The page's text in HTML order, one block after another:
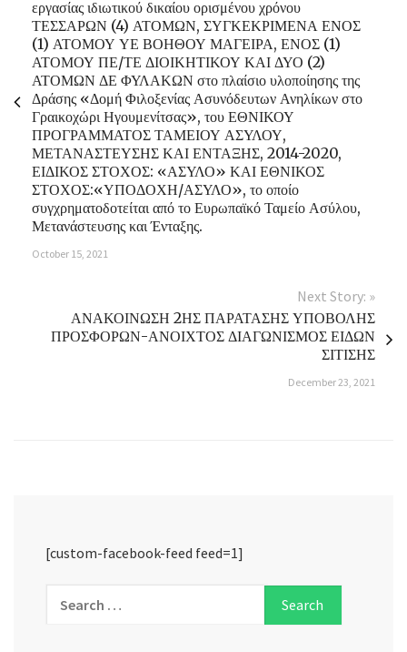
εργασίας ιδιωτικού δικαίου ορισμένου χρόνου
ΤΕΣΣΑΡΩΝ (4) ΑΤΟΜΩΝ, ΣΥΓΚΕΚΡΙΜΕΝΑ ΕΝΟΣ
(1) ΑΤΟΜΟΥ ΥΕ ΒΟΗΘΟΥ ΜΑΓΕΙΡΑ, ΕΝΟΣ (1)
ΑΤΟΜΟΥ ΠΕ/ΤΕ ΔΙΟΙΚΗΤΙΚΟΥ ΚΑΙ ΔΥΟ (2)
ΑΤΟΜΩΝ ΔΕ ΦΥΛΑΚΩΝ στο πλαίσιο υλοποίησης της
Δράσης «Δομή Φιλοξενίας Ασυνόδευτων Ανηλίκων στο
Γραικοχώρι Ηγουμενίτσας», του ΕΘΝΙΚΟΥ
ΠΡΟΓΡΑΜΜΑΤΟΣ ΤΑΜΕΙΟΥ ΑΣΥΛΟΥ,
ΜΕΤΑΝΑΣΤΕΥΣΗΣ ΚΑΙ ΕΝΤΑΞΗΣ, 2014-2020,
ΕΙΔΙΚΟΣ ΣΤΟΧΟΣ: «ΑΣΥΛΟ» ΚΑΙ ΕΘΝΙΚΟΣ
ΣΤΟΧΟΣ:«ΥΠΟΔΟΧΗ/ΑΣΥΛΟ», το οποίο
συγχρηματοδοτείται από το Ευρωπαϊκό Ταμείο Ασύλου,
Μετανάστευσης και Ένταξης.
October 15, 2021
Next Story: »
ΑΝΑΚΟΙΝΩΣΗ 2ΗΣ ΠΑΡΑΤΑΣΗΣ ΥΠΟΒΟΛΗΣ
ΠΡΟΣΦΟΡΩΝ-ΑΝΟΙΧΤΟΣ ΔΙΑΓΩΝΙΣΜΟΣ ΕΙΔΩΝ
ΣΙΤΙΣΗΣ
December 23, 2021
[custom-facebook-feed feed=1]